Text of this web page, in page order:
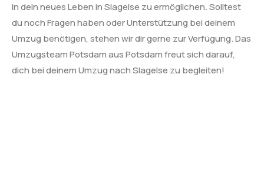
in dein neues Leben in Slagelse zu ermöglichen. Solltest
du noch Fragen haben oder Unterstützung bei deinem
Umzug benötigen, stehen wir dir gerne zur Verfügung. Das
Umzugsteam Potsdam aus Potsdam freut sich darauf,
dich bei deinem Umzug nach Slagelse zu begleiten!